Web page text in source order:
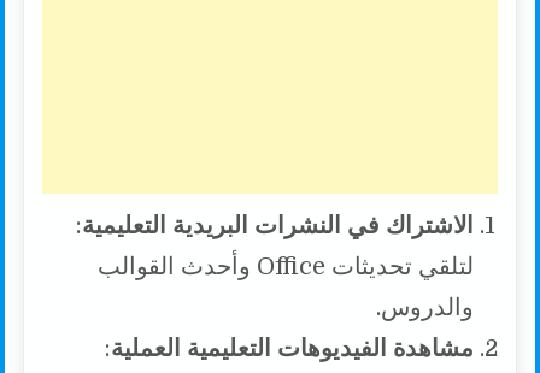
الاشتراك في النشرات البريدية التعليمية:
لتلقي تحديثات Office وأحدث القوالب
والدروس.
مشاهدة الفيديوهات التعليمية العملية: